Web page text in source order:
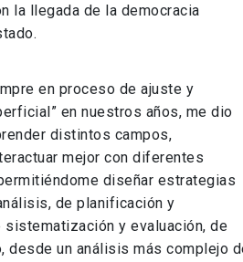
la llegada de la democracia
en proceso de ajuste y
en nuestros años, me dio
distintos campos,
mejor con diferentes
diseñar estrategias
de planificación y
sistematización y evaluación, de
desde un análisis más complejo